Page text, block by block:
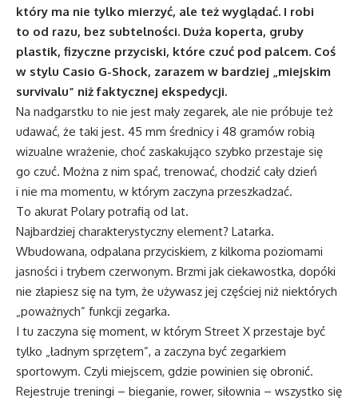
który ma nie tylko mierzyć, ale też wyglądać. I robi
to od razu, bez subtelności. Duża koperta, gruby
plastik, fizyczne przyciski, które czuć pod palcem. Coś
w stylu Casio G-Shock, zarazem w bardziej „miejskim
survivalu” niż faktycznej ekspedycji.
Na nadgarstku to nie jest mały zegarek, ale nie próbuje też
udawać, że taki jest. 45 mm średnicy i 48 gramów robią
wizualne wrażenie, choć zaskakująco szybko przestaje się
go czuć. Można z nim spać, trenować, chodzić cały dzień
i nie ma momentu, w którym zaczyna przeszkadzać.
To akurat Polary potrafią od lat.
Najbardziej charakterystyczny element? Latarka.
Wbudowana, odpalana przyciskiem, z kilkoma poziomami
jasności i trybem czerwonym. Brzmi jak ciekawostka, dopóki
nie złapiesz się na tym, że używasz jej częściej niż niektórych
„poważnych” funkcji zegarka.
I tu zaczyna się moment, w którym Street X przestaje być
tylko „ładnym sprzętem”, a zaczyna być zegarkiem
sportowym. Czyli miejscem, gdzie powinien się obronić.
Rejestruje treningi – bieganie, rower, siłownia – wszystko się